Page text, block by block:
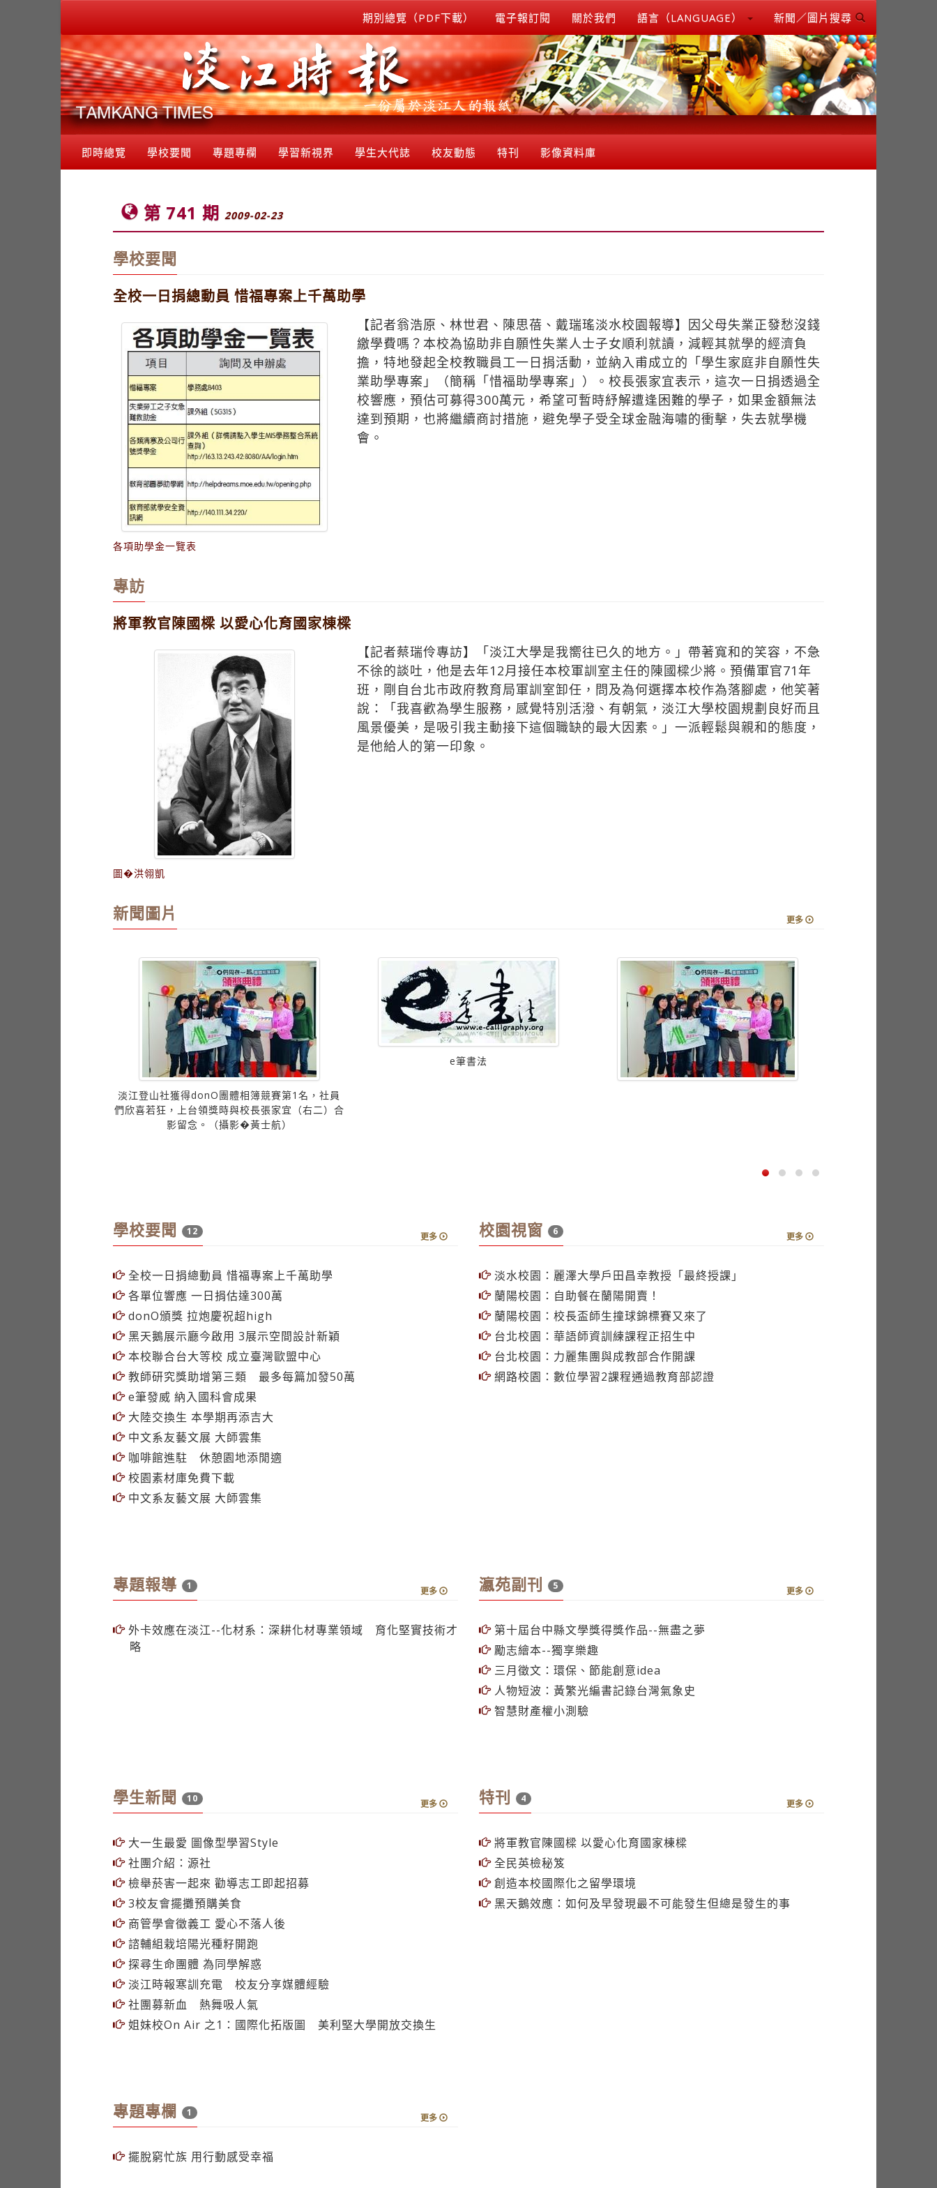
期別總覽（PDF下載） 電子報訂閱 關於我們 語言（LANGUAGE） 新聞／圖片搜尋
即時總覽 學校要聞 專題專欄 學習新視界 學生大代誌 校友動態 特刊 影像資料庫
第 741 期 2009-02-23
學校要聞
全校一日捐總動員 惜福專案上千萬助學
各項助學金一覽表
【記者翁浩原、林世君、陳思蓓、戴瑞瑤淡水校園報導】因父母失業正發愁沒錢
繳學費嗎？本校為協助非自願性失業人士子女順利就讀，減輕其就學的經濟負
擔，特地發起全校教職員工一日捐活動，並納入甫成立的「學生家庭非自願性失
業助學專案」（簡稱「惜福助學專案」）。校長張家宜表示，這次一日捐透過全
校響應，預估可募得300萬元，希望可暫時紓解遭逢困難的學子，如果金額無法
達到預期，也將繼續商討措施，避免學子受全球金融海嘯的衝擊，失去就學機
會。
專訪
將軍教官陳國樑 以愛心化育國家棟樑
圖�洪翎凱
【記者蔡瑞伶專訪】「淡江大學是我嚮往已久的地方。」帶著寬和的笑容，不急
不徐的談吐，他是去年12月接任本校軍訓室主任的陳國樑少將。預備軍官71年
班，剛自台北市政府教育局軍訓室卸任，問及為何選擇本校作為落腳處，他笑著
說：「我喜歡為學生服務，感覺特別活潑、有朝氣，淡江大學校園規劃良好而且
風景優美，是吸引我主動接下這個職缺的最大因素。」一派輕鬆與親和的態度，
是他給人的第一印象。
新聞圖片 更多
淡江登山社獲得donO團體相簿競賽第1名，社員
們欣喜若狂，上台領獎時與校長張家宜（右二）合
影留念。（攝影�黃士航）
e筆書法
學校要聞 12 更多
全校一日捐總動員 惜福專案上千萬助學
各單位響應 一日捐估達300萬
donO頒獎 拉炮慶祝超high
黑天鵝展示廳今啟用 3展示空間設計新穎
本校聯合台大等校 成立臺灣歐盟中心
教師研究獎助增第三類 最多每篇加發50萬
e筆發威 納入國科會成果
大陸交換生 本學期再添吉大
中文系友藝文展 大師雲集
咖啡館進駐 休憩園地添閒適
校園素材庫免費下載
中文系友藝文展 大師雲集
校園視窗 6 更多
淡水校園：麗澤大學戶田昌幸教授「最終授課」
蘭陽校園：自助餐在蘭陽開賣！
蘭陽校園：校長盃師生撞球錦標賽又來了
台北校園：華語師資訓練課程正招生中
台北校園：力麗集團與成教部合作開課
網路校園：數位學習2課程通過教育部認證
專題報導 1 更多
外卡效應在淡江--化材系：深耕化材專業領域 育化堅實技術才
略
瀛苑副刊 5 更多
第十屆台中縣文學獎得獎作品--無盡之夢
勵志繪本--獨享樂趣
三月徵文：環保、節能創意idea
人物短波：黃繁光編書記錄台灣氣象史
智慧財產權小測驗
學生新聞 10 更多
大一生最愛 圖像型學習Style
社團介紹：源社
檢舉菸害一起來 勸導志工即起招募
3校友會擺攤預購美食
商管學會徵義工 愛心不落人後
諮輔組栽培陽光種籽開跑
探尋生命團體 為同學解惑
淡江時報寒訓充電 校友分享媒體經驗
社團募新血 熱舞吸人氣
姐妹校On Air 之1：國際化拓版圖 美利堅大學開放交換生
特刊 4 更多
將軍教官陳國樑 以愛心化育國家棟樑
全民英檢秘笈
創造本校國際化之留學環境
黑天鵝效應：如何及早發現最不可能發生但總是發生的事
專題專欄 1 更多
擺脫窮忙族 用行動感受幸福